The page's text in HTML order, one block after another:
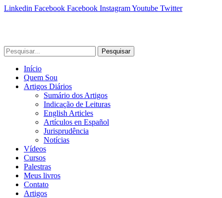
Linkedin Facebook Facebook InstagramYoutube Twitter
Pesquisar
Início
Quem Sou
Artigos Diários
Sumário dos Artigos
Indicação de Leituras
English Articles
Artículos en Español
Jurisprudência
Notícias
Vídeos
Cursos
Palestras
Meus livros
Contato
Artigos